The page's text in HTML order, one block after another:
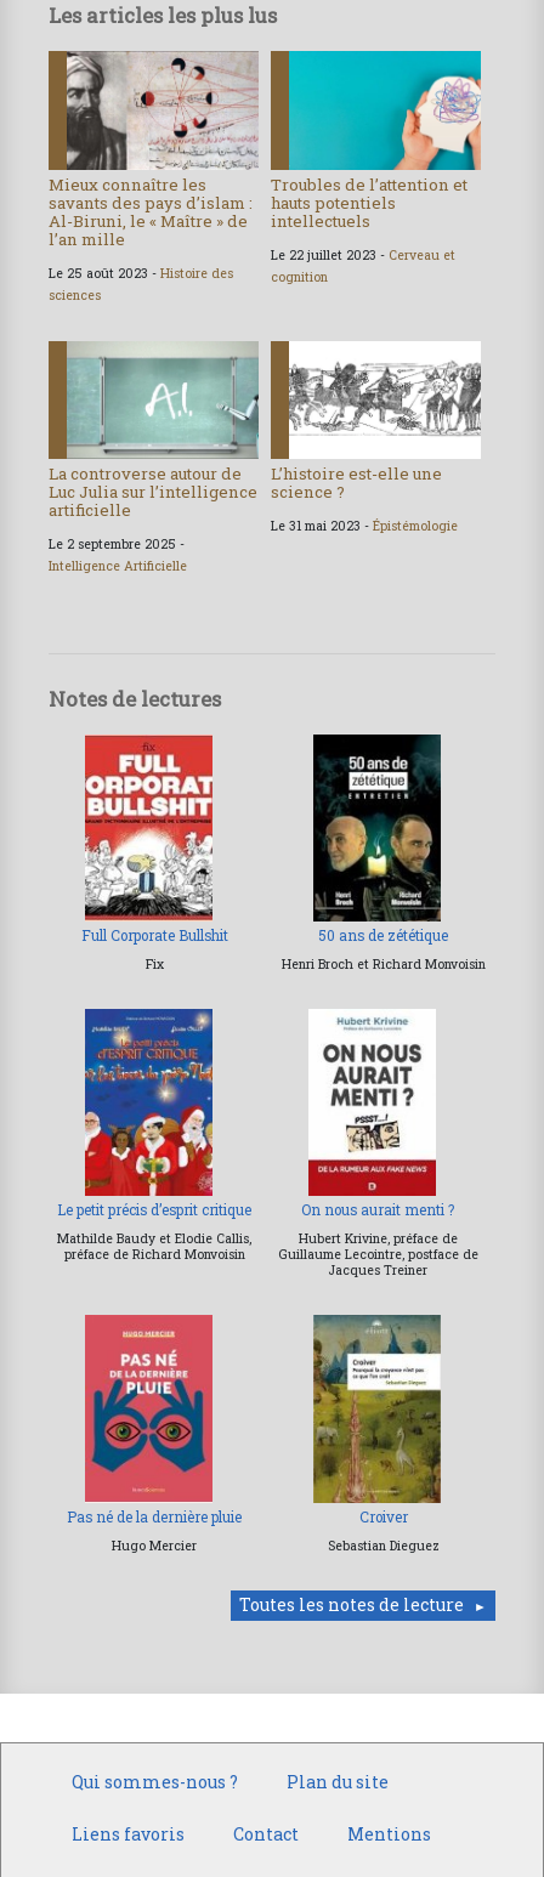
Les articles les plus lus
Mieux connaître les
savants des pays d’islam :
Al-Biruni, le « Maître » de
l’an mille
Le 25 août 2023 - Histoire des
sciences
Troubles de l’attention et
hauts potentiels
intellectuels
Le 22 juillet 2023 - Cerveau et
cognition
La controverse autour de
Luc Julia sur l’intelligence
artificielle
Le 2 septembre 2025 -
Intelligence Artificielle
L’histoire est-elle une
science ?
Le 31 mai 2023 - Épistémologie
Notes de lectures
Full Corporate Bullshit
Fix
50 ans de zététique
Henri Broch et Richard Monvoisin
Le petit précis d’esprit critique
Mathilde Baudy et Elodie Callis,
préface de Richard Monvoisin
On nous aurait menti ?
Hubert Krivine, préface de
Guillaume Lecointre, postface de
Jacques Treiner
Pas né de la dernière pluie
Hugo Mercier
Croiver
Sebastian Dieguez
Toutes les notes de lecture
Qui sommes-nous ? Plan du site
Liens favoris Contact Mentions